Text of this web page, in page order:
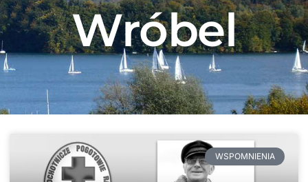
Wróbel
WSPOMNIENIA